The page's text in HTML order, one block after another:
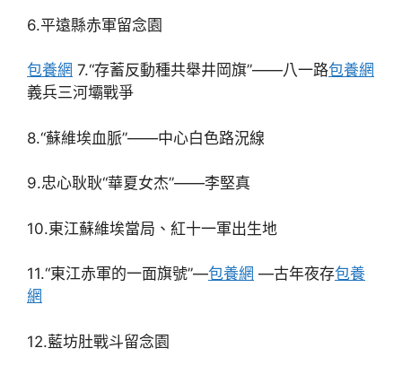
6.平遠縣赤軍留念園
包養網 7.“存蓄反動種共舉井岡旗”——八一路包養網
義兵三河壩戰爭
8.“蘇維埃血脈”——中心白色路況線
9.忠心耿耿“華夏女杰”——李堅真
10.東江蘇維埃當局、紅十一軍出生地
11.“東江赤軍的一面旗號”—包養網 —古年夜存包養
網
12.藍坊肚戰斗留念園